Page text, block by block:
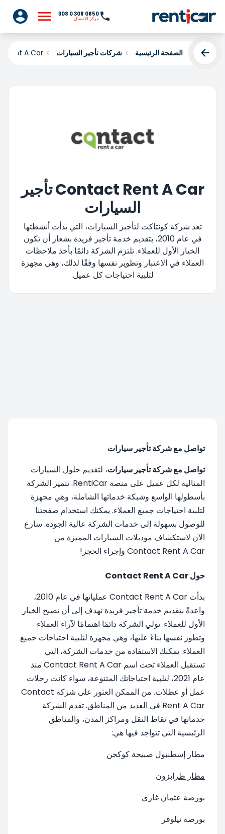
0850 308 0 308
مركز الاتصال
الصفحة الرئيسية شركات تأجير السيارات Rent A Car
Contact Rent A Car تأجير
السيارات
تعد شركة كونتاكت لتأجير السيارات، التي بدأت أنشطتها
في عام 2010، بتقديم خدمة تأجير فريدة بشعار أن تكون
الخيار الأول للعملاء. تلتزم الشركة دائمًا بأخذ ملاحظات
العملاء في الاعتبار وتطوير نفسها وفقًا لذلك، وهي مجهزة
لتلبية احتياجات كل عميل.
تواصل مع شركة تأجير سيارات
تواصل مع شركة تأجير سيارات، لتقديم حلول السيارات
المثالية لكل عميل على منصة RentiCar. تتميز الشركة
بأسطولها الواسع وشبكة خدماتها الشاملة، وهي مجهزة
لتلبية احتياجات جميع العملاء. يمكنك استخدام صفحتنا
للوصول بسهولة إلى خدمات الشركة عالية الجودة. سارع
الآن لاستكشاف موديلات السيارات المميزة من
Contact Rent A Car وإجراء الحجز!
حول Contact Rent A Car
بدأت Contact Rent A Car عملياتها في عام 2010،
واعدةً بتقديم خدمة تأجير فريدة تهدف إلى أن تصبح الخيار
الأول للعملاء. تولي الشركة دائمًا اهتمامًا لآراء العملاء
وتطور نفسها بناءً عليها، وهي مجهزة لتلبية احتياجات جميع
العملاء. يمكنك الاستفادة من خدمات الشركة، التي
تستقبل العملاء تحت اسم Contact Rent A Car منذ
عام 2021، لتلبية احتياجاتك المتنوعة، سواء كانت رحلات
عمل أو عطلات. من الممكن العثور على شركة Contact
Rent A Car في العديد من المناطق. تقدم الشركة
خدماتها في نقاط النقل ومراكز المدن، والمناطق
الرئيسية التي تتواجد فيها هي:
مطار إسطنبول صبيحة كوكجن
مطار طرابزون
بورصة عثمان غازي
بورصة نيلوفر